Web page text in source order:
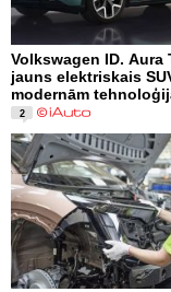
Volkswagen ID. Aura
jauns elektriskais
modernām
2